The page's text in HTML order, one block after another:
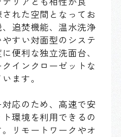
れた空間となってお
追焚機能、温水洗浄
すい対面型のシステ
便利な独立洗面台、
インクローゼットな
ます。
応のため、高速で安
環境を利用できるの
リモートワークやオ